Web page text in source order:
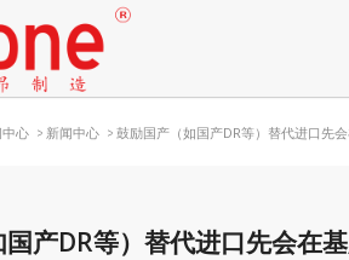
心 > 新闻中心 > 鼓励国产（如国产DR等）替代进口先
产DR等）替代进口先会在